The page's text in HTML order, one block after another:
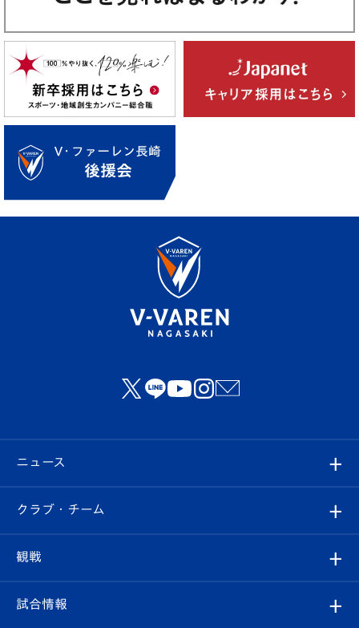
ニュース
すべて
クラブ
クラブ・チーム
観戦
観戦ルール
試合情報